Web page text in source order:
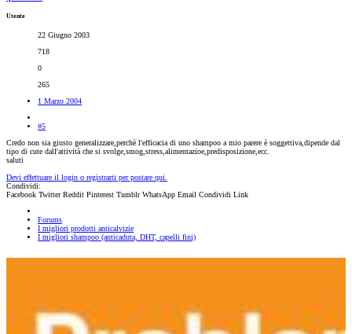
Utente
22 Giugno 2003
718
0
265
1 Marzo 2004
#5
Credo non sia giusto generalizzare,perchè l'efficacia di uno shampoo a mio parere è soggettiva,dipende dal
tipo di cute dall'attività che si svolge,smog,stress,alimentazioe,predisposizione,ecc.
saluti
Devi effettuare il login o registrarti per postare qui.
Condividi:
Facebook Twitter Reddit Pinterest Tumblr WhatsApp Email Condividi Link
Forums
I migliori prodotti anticalvizie
I migliori shampoo (anticaduta, DHT, capelli fini)